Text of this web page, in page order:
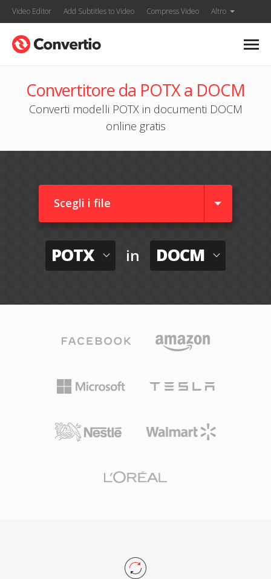
Video Editor Add Subtitles to Video Compress Video Altro
Convertitore da POTX a DOCM
Converti modelli POTX in documenti DOCM
online gratis
Scegli i file
POTX in DOCM